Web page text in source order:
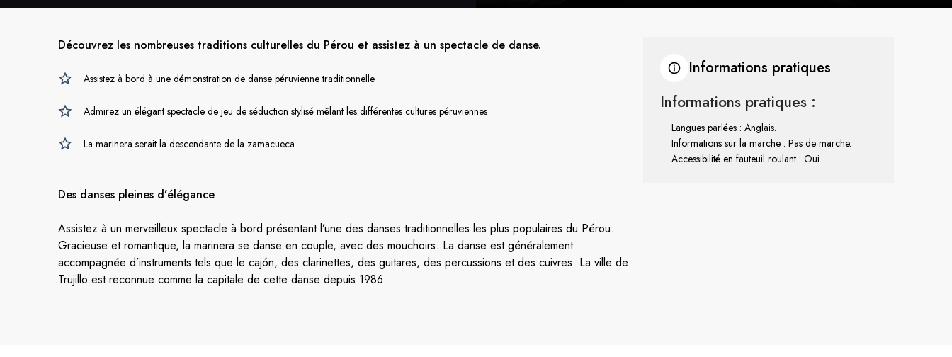
Découvrez les nombreuses traditions culturelles du Pérou et assistez à un spectacle de danse.
Assistez à bord à une démonstration de danse péruvienne traditionnelle
Admirez un élégant spectacle de jeu de séduction stylisé mêlant les différentes cultures péruviennes
La marinera serait la descendante de la zamacueca
Des danses pleines d’élégance
Assistez à un merveilleux spectacle à bord présentant l’une des danses traditionnelles les plus populaires du Pérou.
Gracieuse et romantique, la marinera se danse en couple, avec des mouchoirs. La danse est généralement
accompagnée d’instruments tels que le cajón, des clarinettes, des guitares, des percussions et des cuivres. La ville de
Trujillo est reconnue comme la capitale de cette danse depuis 1986.
Informations pratiques
Informations pratiques :
Langues parlées : Anglais.
Informations sur la marche : Pas de marche.
Accessibilité en fauteuil roulant : Oui.